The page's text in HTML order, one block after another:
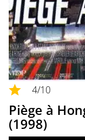
4/10
Piège à
(1998)